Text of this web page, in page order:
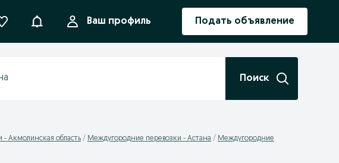
УведомленияВаш профиль Подать объявление
Поиск
Акмолинская область Междугородние перевозки - Астана
Междугородние